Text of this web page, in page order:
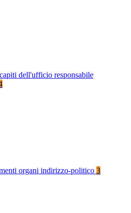
dell'ufficio responsabile
organi indirizzo-politico 3